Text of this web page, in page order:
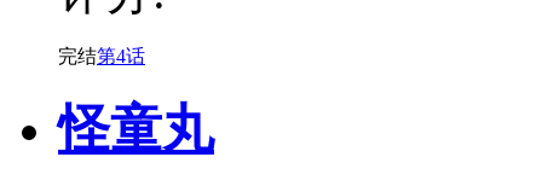
完结第4话
怪童丸